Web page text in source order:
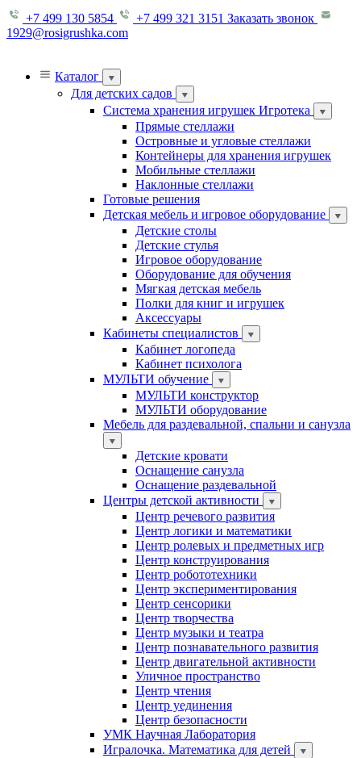
+7 499 130 5854 +7 499 321 3151 Заказать звонок
1929@rosigrushka.com
Каталог
Для детских садов
Система хранения игрушек Игротека
Прямые стеллажи
Островные и угловые стеллажи
Контейнеры для хранения игрушек
Мобильные стеллажи
Наклонные стеллажи
Готовые решения
Детская мебель и игровое оборудование
Детские столы
Детские стулья
Игровое оборудование
Оборудование для обучения
Мягкая детская мебель
Полки для книг и игрушек
Аксессуары
Кабинеты специалистов
Кабинет логопеда
Кабинет психолога
МУЛЬТИ обучение
МУЛЬТИ конструктор
МУЛЬТИ оборудование
Мебель для раздевальной, спальни и санузла
Детские кровати
Оснащение санузла
Оснащение раздевальной
Центры детской активности
Центр речевого развития
Центр логики и математики
Центр ролевых и предметных игр
Центр конструирования
Центр робототехники
Центр экспериментирования
Центр сенсорики
Центр творчества
Центр музыки и театра
Центр познавательного развития
Центр двигательной активности
Уличное пространство
Центр чтения
Центр уединения
Центр безопасности
УМК Научная Лаборатория
Игралочка. Математика для детей